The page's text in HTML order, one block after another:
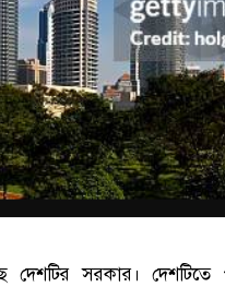
সরকার। দেশটিতে